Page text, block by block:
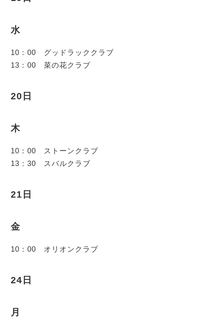
水
10：00 グッドラッククラブ
13：00 菜の花クラブ
20日
木
10：00 ストーンクラブ
13：30 スバルクラブ
21日
金
10：00 オリオンクラブ
24日
月